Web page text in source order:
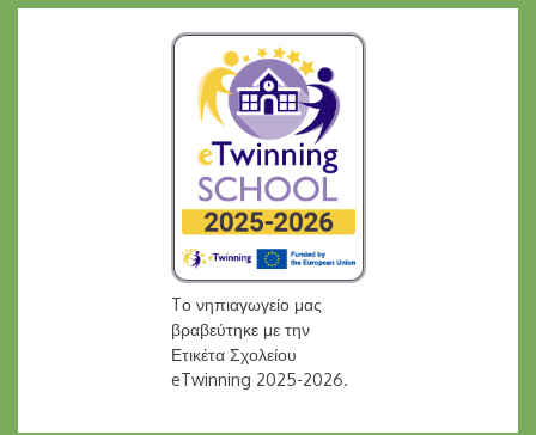
Tο νηπιαγωγείο μας
βραβεύτηκε με την
Ετικέτα Σχολείου
eTwinning 2025-2026.